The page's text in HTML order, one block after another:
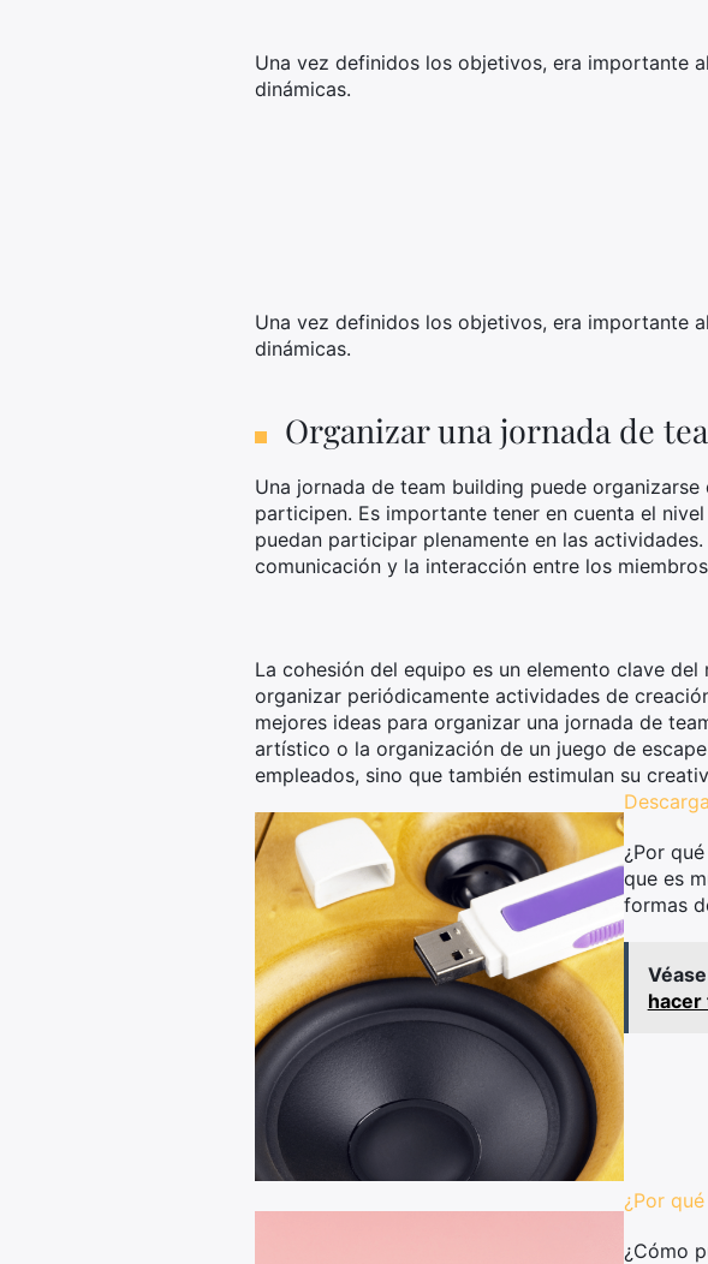
Una vez definidos los objetivos, era importante
dinámicas.
Una vez definidos los objetivos, era importante
dinámicas.
Organizar una jornada de
Una jornada de team building puede
participen. Es importante tener en cuenta el
puedan participar plenamente en las
comunicación y la interacción entre los
La cohesión del equipo es un elemento clave
organizar periódicamente actividades de
mejores ideas para organizar una jornada de
artístico o la organización de un juego de
empleados, sino que también estimulan su
¿Por
que es
formas
hacer
¿Por
¿Cómo